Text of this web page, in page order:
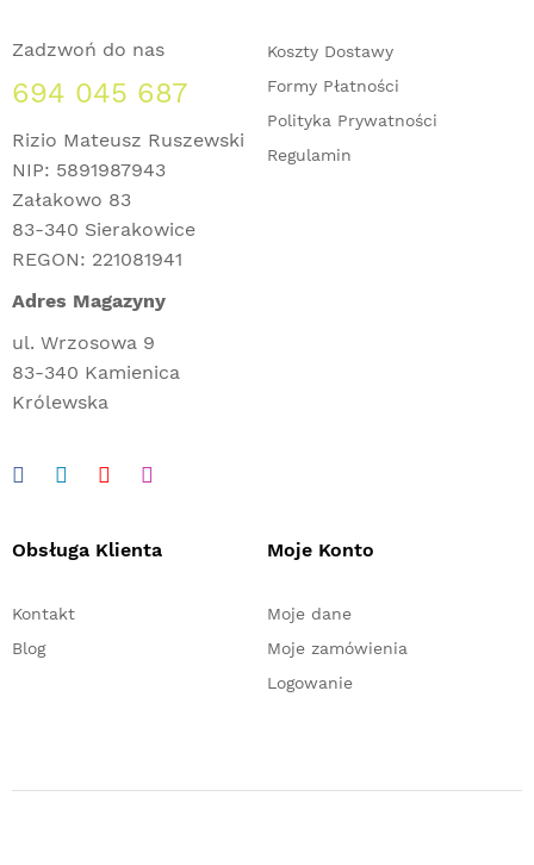
Zadzwoń do nas
694 045 687
Rizio Mateusz Ruszewski
NIP: 5891987943
Załakowo 83
83-340 Sierakowice
REGON: 221081941
Adres Magazyny
ul. Wrzosowa 9
83-340 Kamienica
Królewska
Koszty Dostawy
Formy Płatności
Polityka Prywatności
Regulamin
Obsługa Klienta
Kontakt
Blog
Moje Konto
Moje dane
Moje zamówienia
Logowanie